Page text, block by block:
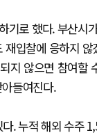
기로 했다. 부산시
입찰에 응하지
지 않으면 참여할
들여진다.
. 누적 해외 수주